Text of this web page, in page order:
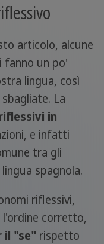
articolo, alcune
fanno un po'
lingua, così
La
in
e infatti
tra gli
spagnola.
riflessivi,
corretto,
il "se" rispetto